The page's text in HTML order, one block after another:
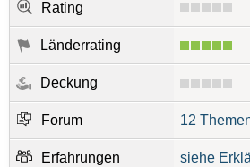
Rating
Länderrating
Deckung
Forum 12
Erfahrungen siehe